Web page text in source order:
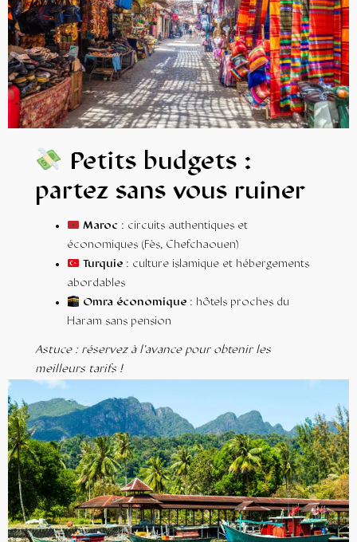
Petits budgets :
partez sans vous ruiner
Maroc : circuits authentiques et
économiques (Fès, Chefchaouen)
Turquie : culture islamique et hébergements
abordables
Omra économique : hôtels proches du
Haram sans pension
Astuce : réservez à l’avance pour obtenir les
meilleurs tarifs !